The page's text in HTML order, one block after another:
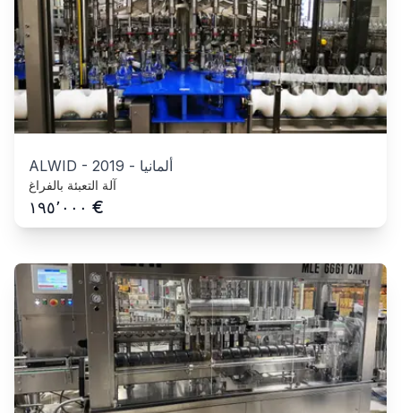
ALWID - 2019 - ألمانيا
آلة التعبئة بالفراغ
١٩٥٬٠٠٠ €